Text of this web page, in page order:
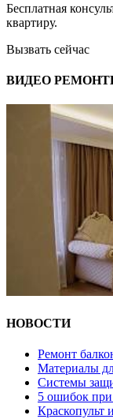
Бесплатная
квартиру.
Вызвать сейчас
ВИДЕО
НОВОСТИ
Ремонт
Материалы
Системы
5 ошибок при
Краскопульт